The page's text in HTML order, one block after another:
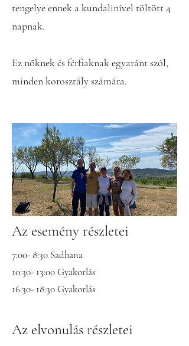
tengelye ennek a kundalinível töltött 4
napnak.
Ez nőknek és férfiaknak egyaránt szól,
minden korosztály számára.
Az esemény részletei
7:00- 8:30 Sadhana
10:30- 13:00 Gyakorlás
16:30- 18:30 Gyakorlás
Az elvonulás részletei